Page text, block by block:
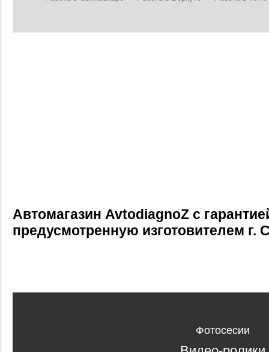
Автомагазин AvtodiagnoZ с
предусмотренную изготовителем г.
Фотосесии